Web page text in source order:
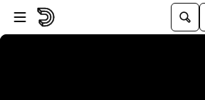
Vai al lettore
Passa al contenuto principale